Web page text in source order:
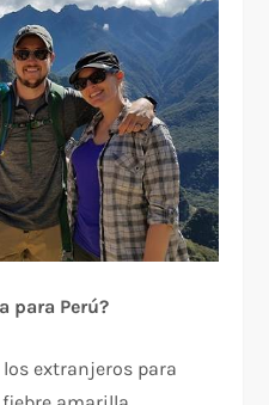
para Perú?
los extranjeros para